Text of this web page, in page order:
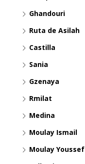
Ghandouri
Ruta de Asilah
Castilla
Sania
Gzenaya
Rmilat
Medina
Moulay Ismail
Moulay Youssef